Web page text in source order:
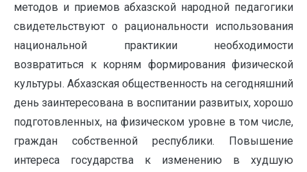
методов и приемов абхазской народной педагогики
свидетельствуют о рациональности использования
национальной практикии необходимости
возвратиться к корням формирования физической
культуры. Абхазская общественность на сегодняшний
день заинтересована в воспитании развитых, хорошо
подготовленных, на физическом уровне в том числе,
граждан собственной республики. Повышение
интереса государства к изменению в худшую